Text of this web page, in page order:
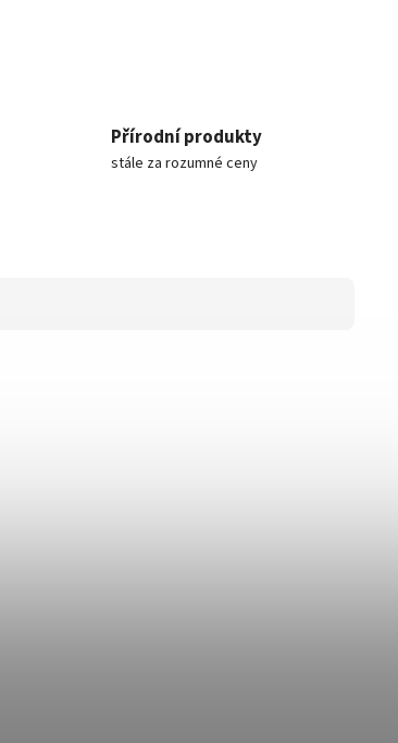
Přírodní produkty
stále za rozumné ceny